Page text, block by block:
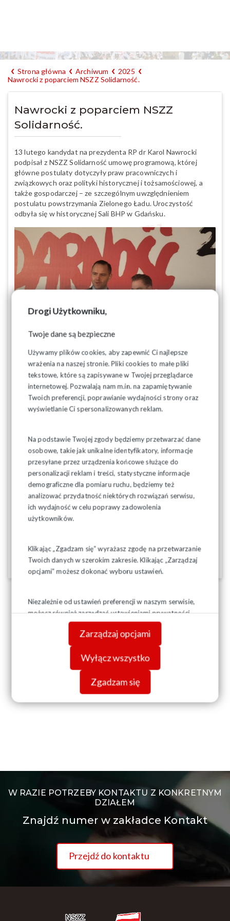
Drogi Użytkowniku,
Twoje dane są bezpieczne
Używamy plików cookies, aby zapewnić Ci najlepsze
wrażenia na naszej stronie. Pliki cookies to małe pliki
tekstowe, które są zapisywane w Twojej przeglądarce
internetowej. Pozwalają nam m.in. na zapamiętywanie
Twoich preferencji, poprawianie wydajności strony oraz
wyświetlanie Ci spersonalizowanych reklam.
Na podstawie Twojej zgody będziemy przetwarzać dane
osobowe, takie jak unikalne identyfikatory, informacje
przesyłane przez urządzenia końcowe służące do
personalizacji reklam i treści, statystyczne informacje
demograficzne dla pomiaru ruchu, będziemy też
analizować przydatność niektórych rozwiązań serwisu,
ich wydajność w celu poprawy zadowolenia
użytkowników.
Klikając „Zgadzam się” wyrażasz zgodę na przetwarzanie
Twoich danych w szerokim zakresie. Klikając „Zarządzaj
opcjami” możesz dokonać wyboru ustawień.
Niezależnie od ustawień preferencji w naszym serwisie,
możesz również zarządzać ustawieniami prywatności
swojej przeglądarki. Więcej informacji o przetwarzaniu
danych znajdziesz wPolityce prywatności.
Zarządzaj opcjami
Wyłącz wszystko
Zgadzam się
Strona główna Archiwum
2025
Nawrocki z poparciem NSZZ Solidarność.
Nawrocki z poparciem NSZZ
Solidarność.
13 lutego kandydat na prezydenta RP dr Karol Nawrocki
podpisał z NSZZ Solidarność umowę programową, której
główne postulaty dotyczyły praw pracowniczych i
związkowych oraz polityki historycznej i tożsamościowej, a
także gospodarczej – ze szczególnym uwzględnieniem
postulatu powstrzymania Zielonego Ładu. Uroczystość
odbyła się w historycznej Sali BHP w Gdańsku.
Zgodnie z umową programową, Karol Nawrocki ma między
innymi w sposób szczególny prowadzić politykę zmierzającą
do utrzymania wieku emerytalnego na poziomie 60 lat dla
kobiet i 65 lat dla mężczyzn, a także emerytur pomostowych w
12-02-2025
W RAZIE POTRZEBY KONTAKTU Z KONKRETNYM
DZIAŁEM
Znajdź numer w zakładce Kontakt
Przejdź do kontaktu